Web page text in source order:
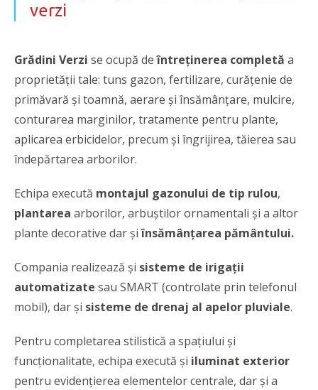
verzi
Grădini Verzi se ocupă deîntreținerea completă a
proprietății tale: tuns gazon, fertilizare, curățenie de
primăvară și toamnă, aerare și însămânțare, mulcire,
conturarea marginilor, tratamente pentru plante,
aplicarea erbicidelor, precum și îngrijirea, tăierea sau
îndepărtarea arborilor.
Echipa execută montajul gazonului de tip rulou,
plantarea arborilor, arbuștilor ornamentali și a altor
plante decorative dar șiînsămânțarea pământului.
Compania realizează și sisteme de irigații
automatizate sau SMART (controlate prin telefonul
mobil), dar și sisteme de drenaj al apelor pluviale.
Pentru completarea stilistică a spațiului și
funcționalitate, echipa execută și iluminat exterior
pentru evidențierea elementelor centrale, dar și a